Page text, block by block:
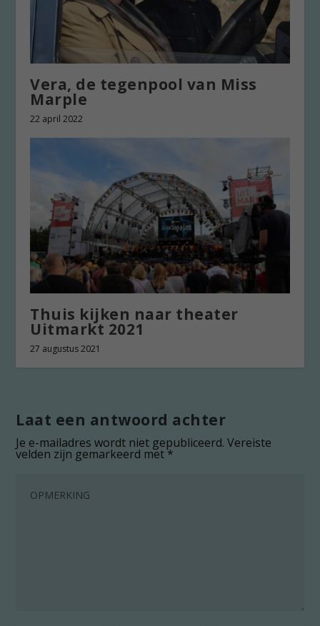
Vera, de tegenpool van Miss
Marple
22 april 2022
Thuis kijken naar theater
Uitmarkt 2021
27 augustus 2021
Laat een antwoord achter
Je e-mailadres wordt niet gepubliceerd. Vereiste
velden zijn gemarkeerd met*